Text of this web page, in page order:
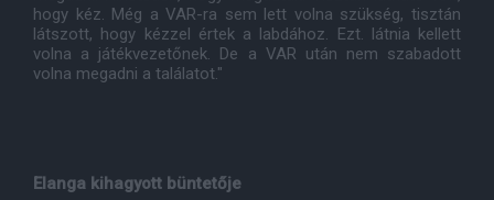
hogy kéz. Még a VAR-ra sem lett volna szükség, tisztán
látszott, hogy kézzel értek a labdához. Ezt. látnia kellett
volna a játékvezetőnek. De a VAR után nem szabadott
volna megadni a találatot."
Elanga kihagyott büntetője